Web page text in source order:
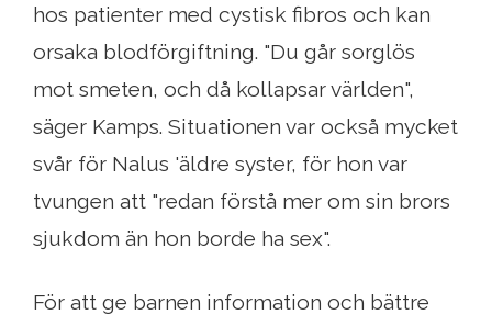
hos patienter med cystisk fibros och kan
orsaka blodförgiftning. "Du går sorglös
mot smeten, och då kollapsar världen",
säger Kamps. Situationen var också mycket
svår för Nalus 'äldre syster, för hon var
tvungen att "redan förstå mer om sin brors
sjukdom än hon borde ha sex".
För att ge barnen information och bättre